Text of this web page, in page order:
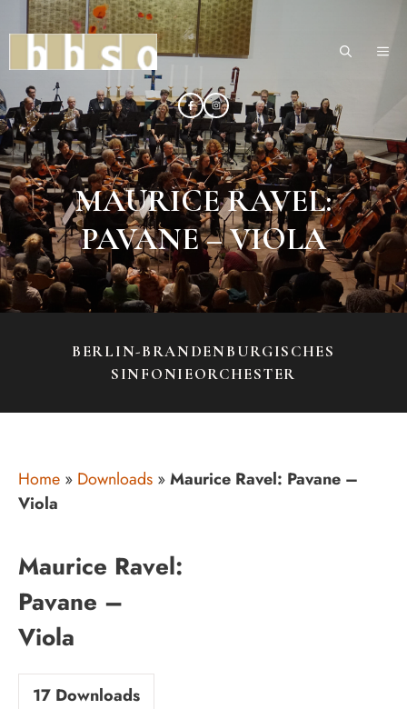
Inhalt
springen
MAURICE RAVEL:
PAVANE – VIOLA
BERLIN-BRANDENBURGISCHES
SINFONIEORCHESTER
Home » Downloads »Maurice Ravel: Pavane –
Viola
Maurice Ravel:
Pavane –
Viola
17 Downloads